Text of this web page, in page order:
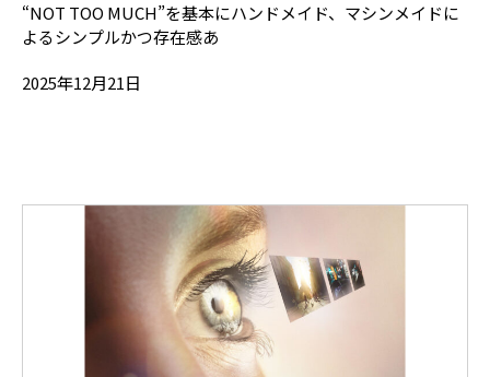
“NOT TOO MUCH”を基本にハンドメイド、マシンメイドに
よるシンプルかつ存在感あ
2025年12月21日